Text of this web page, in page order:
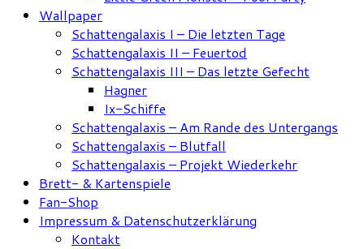
Wallpaper
Schattengalaxis I – Die letzten Tage
Schattengalaxis II – Feuertod
Schattengalaxis III – Das letzte Gefecht
Hagner
Ix-Schiffe
Schattengalaxis – Am Rande des Untergangs
Schattengalaxis – Blutfall
Schattengalaxis – Projekt Wiederkehr
Brett- & Kartenspiele
Fan-Shop
Impressum & Datenschutzerklärung
Kontakt